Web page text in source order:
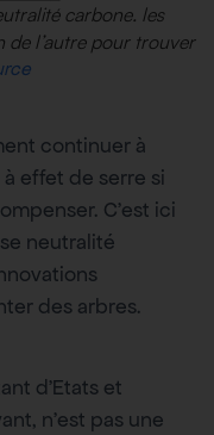
carbone. les
de l’autre pour trouver
continuer à
effet de serre si
C’est ici
neutralité
des arbres.
d’Etats et
n’est pas une